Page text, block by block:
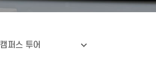
캠퍼스 투어